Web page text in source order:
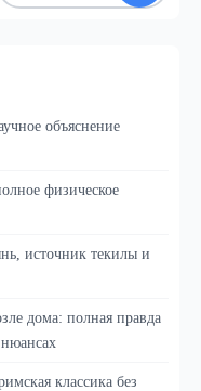
объяснение
физическое
источник текилы и
дома: полная правда
классика без